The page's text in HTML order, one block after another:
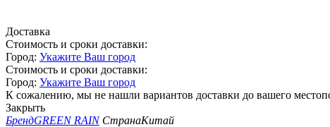
Доставка
Стоимость и сроки доставки:
Город: Укажите Ваш город
Стоимость и сроки доставки:
Город: Укажите Ваш город
К сожалению, мы не нашли вариантов доставки до вашего
Закрыть
БрендGREEN RAIN СтранаКитай